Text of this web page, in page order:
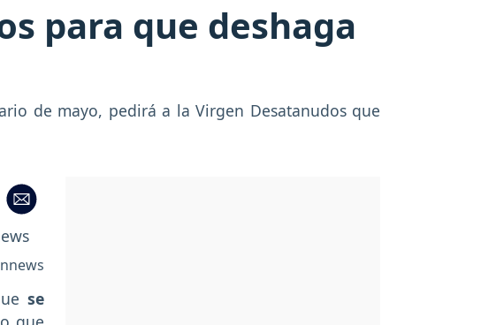
para que deshaga
de mayo, pedirá a la Virgen Desatanudos que
se